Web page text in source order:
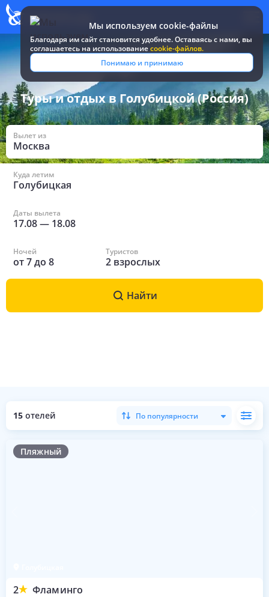
Мы используем cookie-файлы
Благодаря им сайт становится удобнее. Оставаясь c нами, вы
соглашаетесь на использованиеcookie-файлов.
Понимаю и принимаю
Все туры и путевки / Россия / в Голубицкой
Туры и отдых в Голубицкой (Россия)
Вылет из
Москва
Куда летим
Голубицкая
Даты вылета
17.08— 18.08
Ночей
от7до 8
Туристов
2 взрослых
Найти
15 отелей По популярности
Пляжный
2 Фламинго